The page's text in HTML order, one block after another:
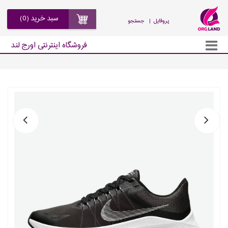
جستجو | پروفایل
فروشگاه اینترنتی اورج لند
سبد خرید (0)